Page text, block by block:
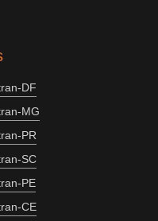
DF
MG
PR
SC
PE
CE